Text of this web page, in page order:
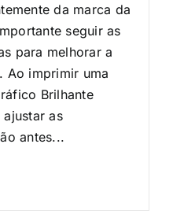
da marca da
seguir as
para melhorar a
Ao imprimir uma
Brilhante
as
antes...